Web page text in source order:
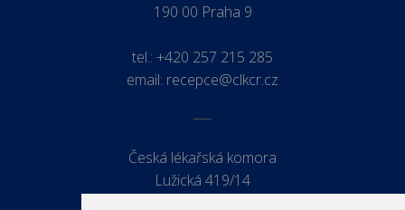
190 00 Praha 9
tel.: +420 257 215 285
email: recepce@clkcr.cz
Česká lékařská komora
Lužická 419/14